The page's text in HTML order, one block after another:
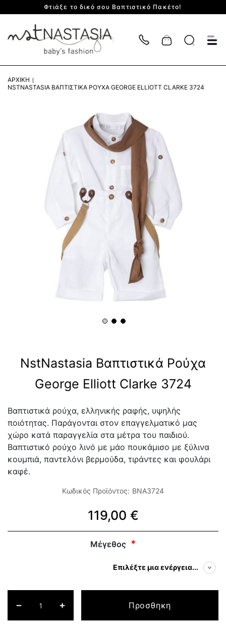
Φτιάξε το δικό σου Βαπτιστικό Πακέτο!
Cart
ΑΡΧΙΚΉ
NSTNASTASIA ΒΑΠΤΙΣΤΙΚΆ ΡΟΎΧΑ GEORGE ELLIOTT CLARKE 3724
NstNastasia Βαπτιστικά Ρούχα
George Elliott Clarke 3724
Βαπτιστικά ρούχα, ελληνικής ραφής, υψηλής
ποιότητας. Παράγονται στον επαγγελματικό μας
χώρο κατά παραγγελία στα μέτρα του παιδιού.
Βαπτιστικό ρούχο λινό με μάο πουκάμισο με ξύλινα
κουμπιά, παντελόνι βερμούδα, τιράντες και φουλάρι
καφέ.
Κωδικός Προϊόντος: BNA3724
119,00 €
Μέγεθος
Επιλέξτε μια ενέργεια...
Προσθηκη